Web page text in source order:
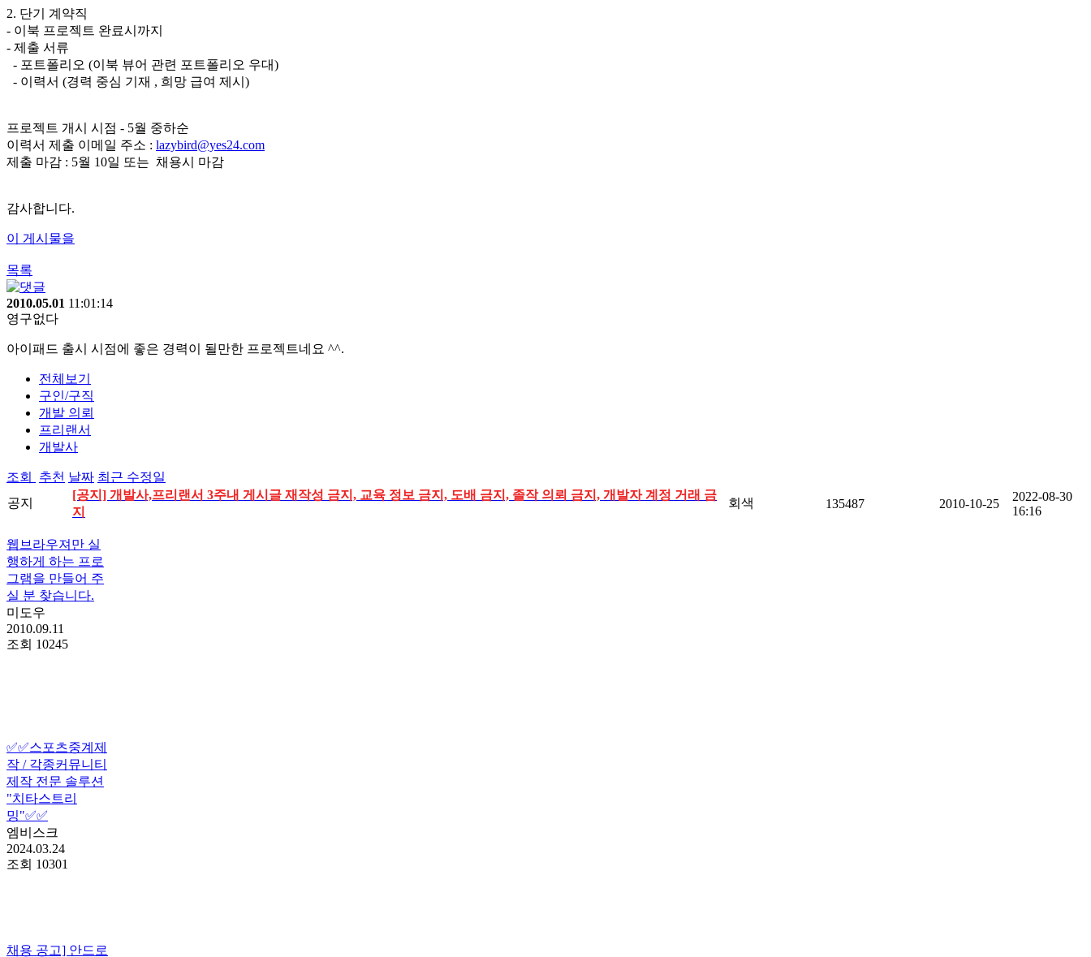
2. 단기 계약직
- 이북 프로젝트 완료시까지
- 제출 서류
- 포트폴리오 (이북 뷰어 관련 포트폴리오 우대)
- 이력서 (경력 중심 기재 , 희망 급여 제시)
프로젝트 개시 시점 - 5월 중하순
이력서 제출 이메일 주소 : lazybird@yes24.com
제출 마감 : 5월 10일 또는 채용시 마감
감사합니다.
이 게시물을
목록
2010.05.01 11:01:14
영구없다
아이패드 출시 시점에 좋은 경력이 될만한 프로젝트네요 ^^.
전체보기
구인/구직
개발 의뢰
프리랜서
개발사
조회 추천 날짜 최근 수정일
공지
[공지] 개발사,프리랜서 3주내 게시글 재작성 금지, 교육 정보 금지, 도배 금지, 졸작 의뢰 금지, 개발자 계정 거래 금
지
회색 135487 2010-10-25
2022-08-30
16:16
웹브라우져만 실
행하게 하는 프로
그램을 만들어 주
실 분 찾습니다.
미도우
2010.09.11
조회 10245
✅✅스포츠중계제
작 / 각종커뮤니티
제작 전문 솔루션
"치타스트리
밍"✅✅
엠비스크
2024.03.24
조회 10301
채용 공고] 안드로